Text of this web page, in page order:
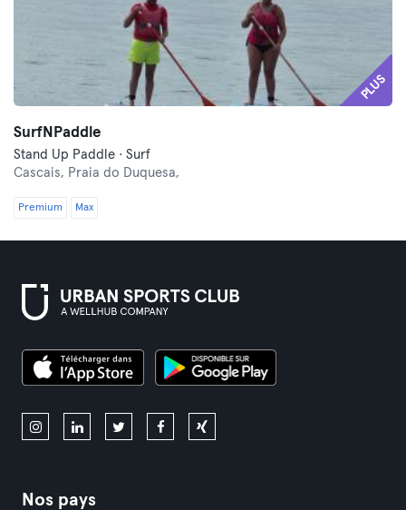
PLUS
SurfNPaddle
Stand Up Paddle · Surf
Cascais, Praia do Duquesa,
Premium Max
Nos pays